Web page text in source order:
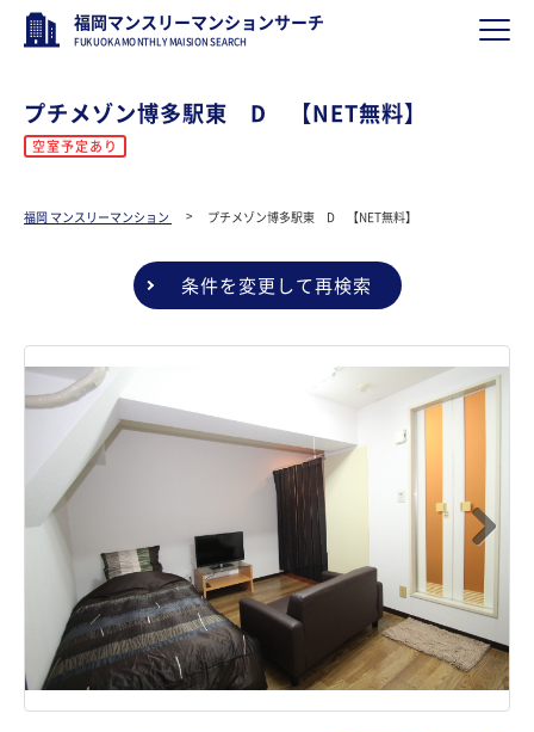
福岡マンスリーマンションサーチ
FUKUOKA MONTHLY MAISION SEARCH
プチメゾン博多駅東 D 【NET無料】
空室予定あり
福岡 マンスリーマンション プチメゾン博多駅東 D 【NET無料】
条件を変更して再検索
Next